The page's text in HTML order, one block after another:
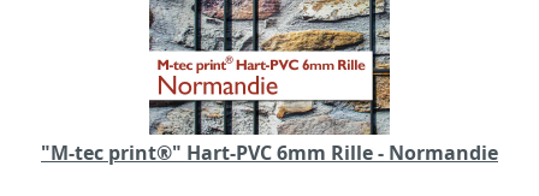
"M-tec print®" Hart-PVC 6mm Rille - Normandie